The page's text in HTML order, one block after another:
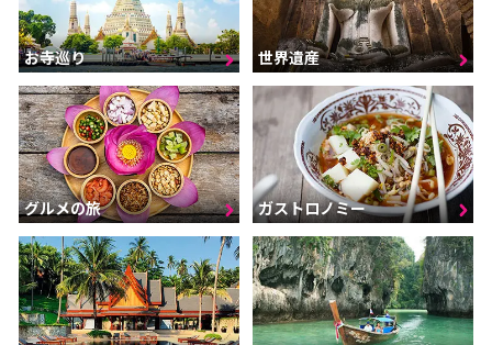
お寺巡り 世界遺産
グルメの旅 ガストロノミー